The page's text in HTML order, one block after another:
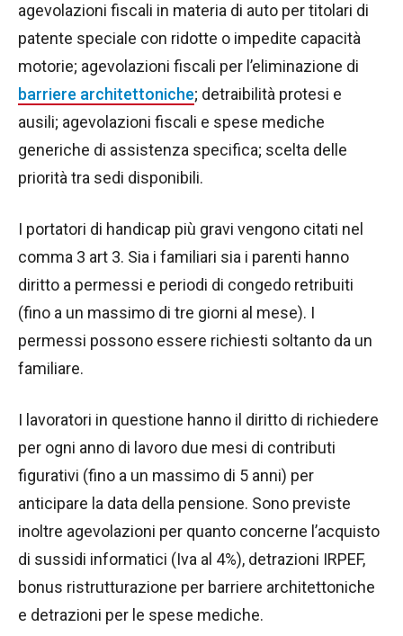
agevolazioni fiscali in materia di auto per titolari di
patente speciale con ridotte o impedite capacità
motorie; agevolazioni fiscali per l’eliminazione di
barriere architettoniche; detraibilità protesi e
ausili; agevolazioni fiscali e spese mediche
generiche di assistenza specifica; scelta delle
priorità tra sedi disponibili.
I portatori di handicap più gravi vengono citati nel
comma 3 art 3. Sia i familiari sia i parenti hanno
diritto a permessi e periodi di congedo retribuiti
(fino a un massimo di tre giorni al mese). I
permessi possono essere richiesti soltanto da un
familiare.
I lavoratori in questione hanno il diritto di richiedere
per ogni anno di lavoro due mesi di contributi
figurativi (fino a un massimo di 5 anni) per
anticipare la data della pensione. Sono previste
inoltre agevolazioni per quanto concerne l’acquisto
di sussidi informatici (Iva al 4%), detrazioni IRPEF,
bonus ristrutturazione per barriere architettoniche
e detrazioni per le spese mediche.